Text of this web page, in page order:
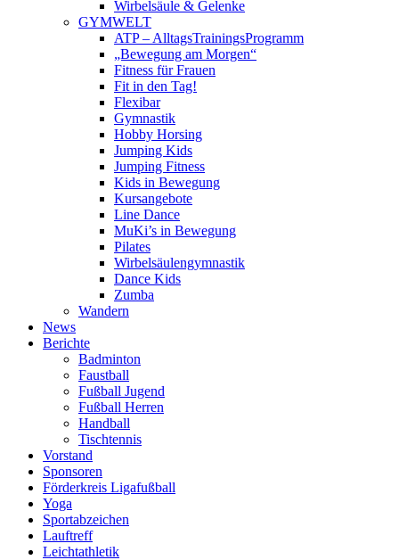
Wirbelsäule & Gelenke
GYMWELT
ATP – AlltagsTrainingsProgramm
„Bewegung am Morgen“
Fitness für Frauen
Fit in den Tag!
Flexibar
Gymnastik
Hobby Horsing
Jumping Kids
Jumping Fitness
Kids in Bewegung
Kursangebote
Line Dance
MuKi’s in Bewegung
Pilates
Wirbelsäulengymnastik
Dance Kids
Zumba
Wandern
News
Berichte
Badminton
Faustball
Fußball Jugend
Fußball Herren
Handball
Tischtennis
Vorstand
Sponsoren
Förderkreis Ligafußball
Yoga
Sportabzeichen
Lauftreff
Leichtathletik